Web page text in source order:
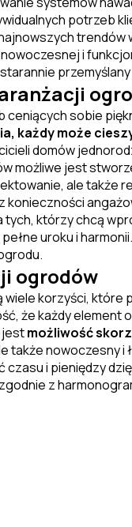
potrzeb
i
ceniących sobie
każdy może
domów
możliwe jest
ale także
którzy chcą
uroku i
ogrodów
korzyści,
że każdy
jestmożliwość
także nowoczesny i
i pieniędzy
z